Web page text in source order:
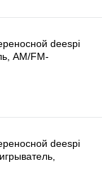
deespi
AM/FM-
deespi
220В